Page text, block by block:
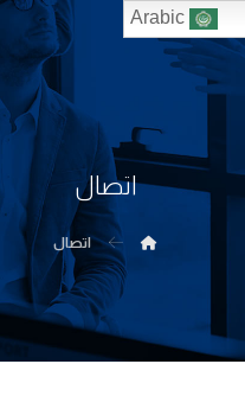
اتصال
اتصال